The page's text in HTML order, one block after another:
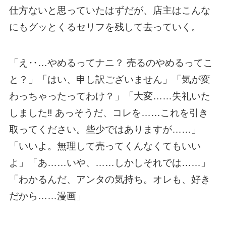
仕方ないと思っていたはずだが、店主はこんな
にもグッとくるセリフを残して去っていく。
「え‥…やめるってナニ？ 売るのやめるってこ
と？」「はい、申し訳ございません」「気が変
わっちゃったってわけ？」「大変……失礼いた
しました‼ あっそうだ、コレを……これを引き
取ってください。些少ではありますが……」
「いいよ。無理して売ってくんなくてもいい
よ」「あ……いや、……しかしそれでは……」
「わかるんだ、アンタの気持ち。オレも、好き
だから……漫画」